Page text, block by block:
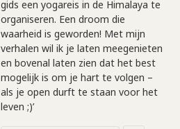
gids een yogareis in de Himalaya te
organiseren. Een droom die
waarheid is geworden! Met mijn
verhalen wil ik je laten meegenieten
en bovenal laten zien dat het best
mogelijk is om je hart te volgen –
als je open durft te staan voor het
leven ;)’